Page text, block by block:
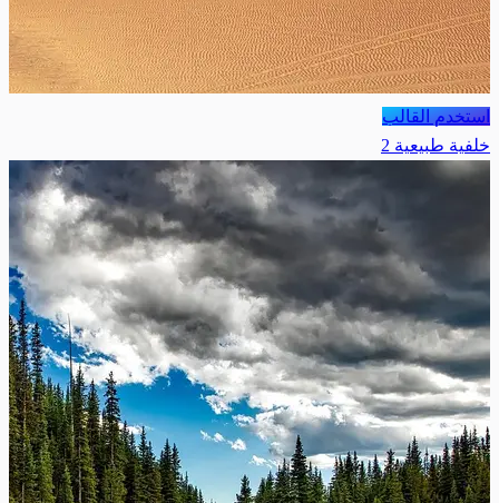
استخدم القالب
خلفية طبيعية 2